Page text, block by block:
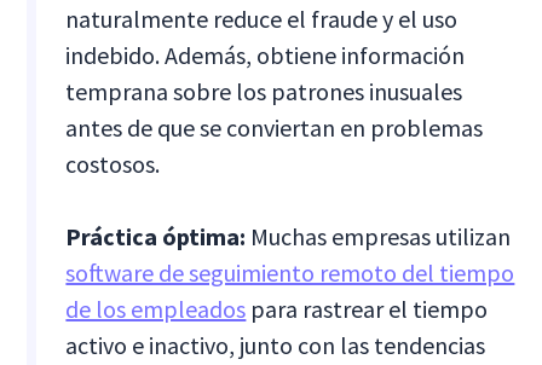
naturalmente reduce el fraude y el uso
indebido. Además, obtiene información
temprana sobre los patrones inusuales
antes de que se conviertan en problemas
costosos.
Práctica óptima: Muchas empresas utilizan
software de seguimiento remoto del tiempo
de los empleados para rastrear el tiempo
activo e inactivo, junto con las tendencias